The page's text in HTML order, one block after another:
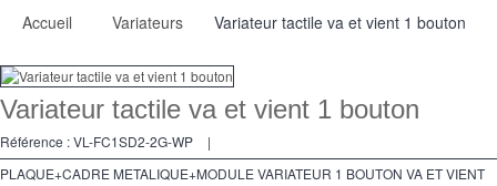
Interrupteurs
Variateurs
Va et Vients
Prises
Accueil Variateurs Variateur tactile va et vient 1 bouton
Variateur tactile va et vient 1 bouton
Référence :VL-FC1SD2-2G-WP
|
PLAQUE+CADRE METALIQUE+MODULE VARIATEUR 1 BOUTON VA ET VIENT